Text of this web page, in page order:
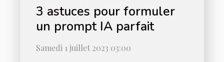
3 astuces pour formuler
un prompt IA parfait
Samedi 1 juillet 2023 03:00